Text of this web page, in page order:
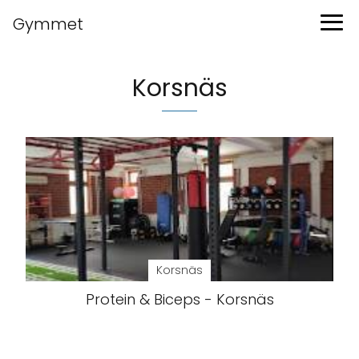
Gymmet
Korsnäs
Korsnäs
Protein & Biceps - Korsnäs